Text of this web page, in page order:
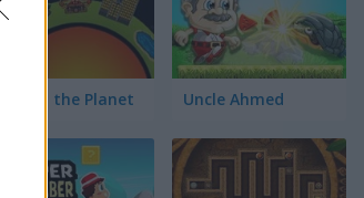
Protect the Planet Uncle Ahmed